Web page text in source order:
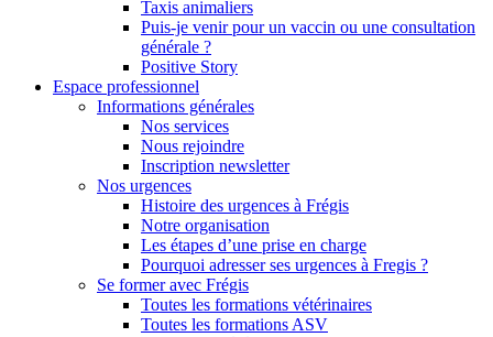
Taxis animaliers
Puis-je venir pour un vaccin ou une consultation
générale ?
Positive Story
Espace professionnel
Informations générales
Nos services
Nous rejoindre
Inscription newsletter
Nos urgences
Histoire des urgences à Frégis
Notre organisation
Les étapes d’une prise en charge
Pourquoi adresser ses urgences à Fregis ?
Se former avec Frégis
Toutes les formations vétérinaires
Toutes les formations ASV